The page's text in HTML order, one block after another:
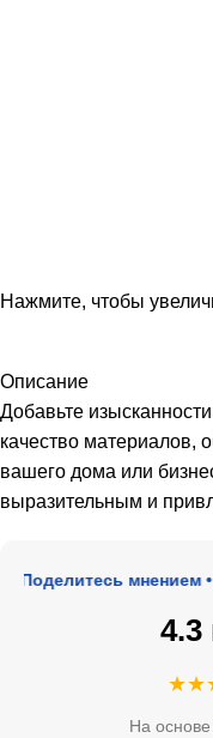
Нажмите, чтобы
Описание
Добавьте
качество материалов,
вашего дома или
выразительным и
мнением •
4.3
На
адекватные цены.